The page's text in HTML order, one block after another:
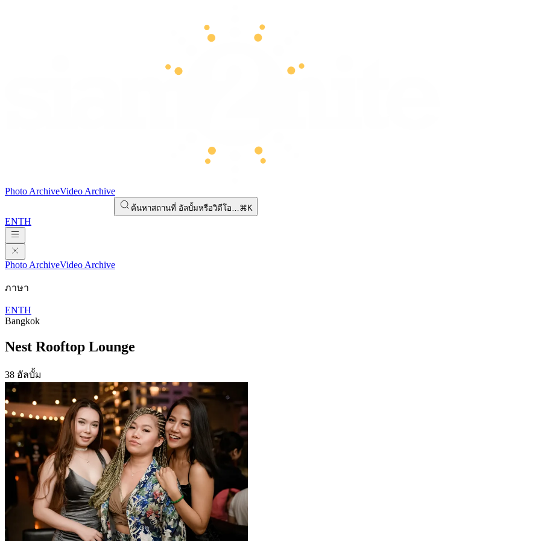
Photo ArchiveVideo Archive
ค้นหาสถานที่ อัลบั้มหรือวิดีโอ…⌘K
ENTH
Photo ArchiveVideo Archive
ภาษา
ENTH
Bangkok
Nest Rooftop Lounge
38 อัลบั้ม